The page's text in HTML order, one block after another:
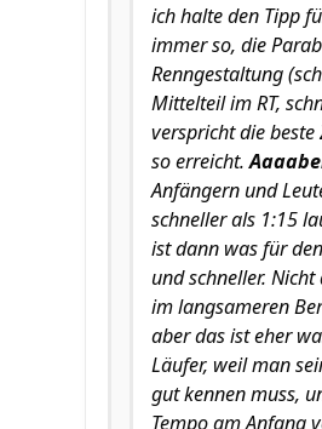
ich halte den Tipp
immer so, die
Renngestaltung
Mittelteil im RT,
verspricht die beste
so erreicht.
Anfängern und
schneller als 1:15
ist dann was für
und schneller.
im langsameren
aber das ist eher
Läufer, weil man
gut kennen muss,
Tempo am Anfang